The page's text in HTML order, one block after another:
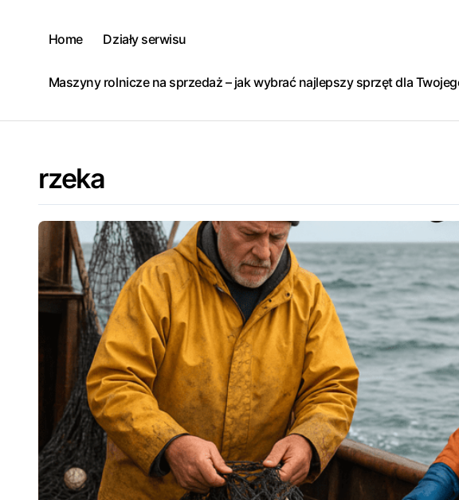
Home Działy serwisu
Maszyny rolnicze na sprzedaż – jak wybrać najlepszy sprzęt dla
rzeka